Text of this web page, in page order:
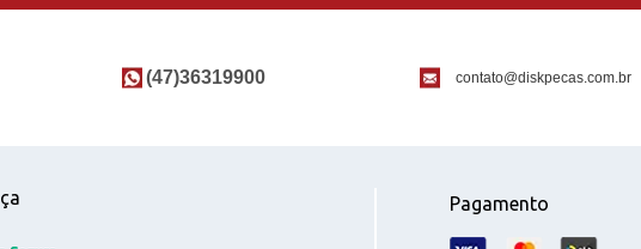
(47)36319900 contato@diskpecas.com.br
Pagamento